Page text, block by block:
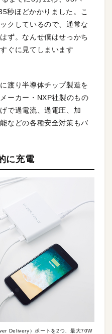
秒ほどかかりました。こ
クしているので、通常な
ず。なんせ僕はせっかち
ぐに見てしまいます
渡り半導体チップ製造を
ーカー・NXP社製のもの
で過電流、過電圧、加
などの各種安全対策もバ
に充電
Delivery）ポートを2つ、最大70W